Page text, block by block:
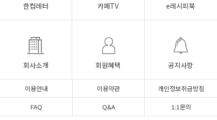
한컵레터 카페TV e레시피북
회사소개 회원혜택 공지사항
이용안내 이용약관
개인정보취급방침
FAQ
Q&A 1:1문의